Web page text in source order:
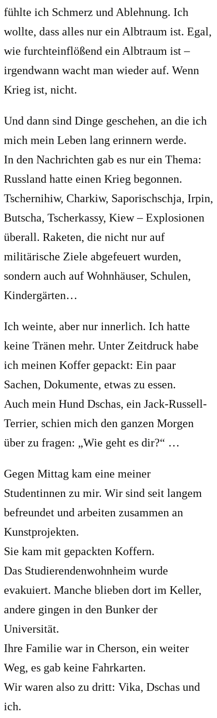
fühlte ich Schmerz und Ablehnung. Ich
wollte, dass alles nur ein Albtraum ist. Egal,
wie furchteinflößend ein Albtraum ist –
irgendwann wacht man wieder auf. Wenn
Krieg ist, nicht.
Und dann sind Dinge geschehen, an die ich
mich mein Leben lang erinnern werde.
In den Nachrichten gab es nur ein Thema:
Russland hatte einen Krieg begonnen.
Tschernihiw, Charkiw, Saporischschja, Irpin,
Butscha, Tscherkassy, Kiew – Explosionen
überall. Raketen, die nicht nur auf
militärische Ziele abgefeuert wurden,
sondern auch auf Wohnhäuser, Schulen,
Kindergärten…
Ich weinte, aber nur innerlich. Ich hatte
keine Tränen mehr. Unter Zeitdruck habe
ich meinen Koffer gepackt: Ein paar
Sachen, Dokumente, etwas zu essen.
Auch mein Hund Dschas, ein Jack-Russell-
Terrier, schien mich den ganzen Morgen
über zu fragen: „Wie geht es dir?“ …
Gegen Mittag kam eine meiner
Studentinnen zu mir. Wir sind seit langem
befreundet und arbeiten zusammen an
Kunstprojekten.
Sie kam mit gepackten Koffern.
Das Studierendenwohnheim wurde
evakuiert. Manche blieben dort im Keller,
andere gingen in den Bunker der
Universität.
Ihre Familie war in Cherson, ein weiter
Weg, es gab keine Fahrkarten.
Wir waren also zu dritt: Vika, Dschas und
ich.